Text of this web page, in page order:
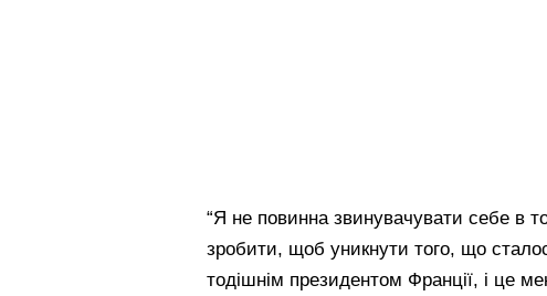
“Я не повинна звинувачувати себе в
зробити, щоб уникнути того, що
тодішнім президентом Франції, і це